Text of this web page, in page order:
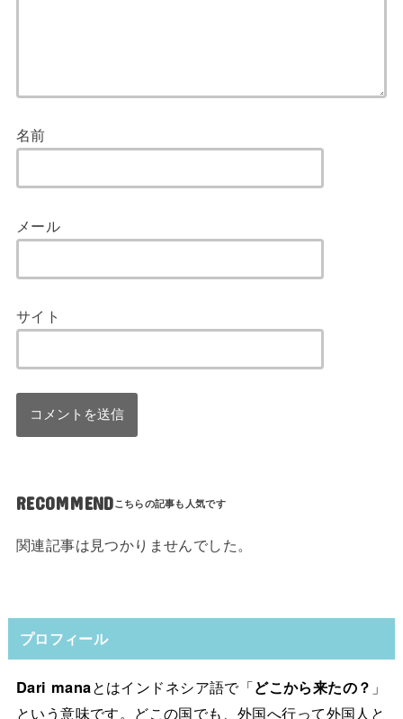
名前
メール
サイト
RECOMMEND
関連記事は見つかりませんでした。
プロフィール
Dari manaとはインドネシア語で「どこから来たの？ 」
という意味です。どこの国でも、外国へ行って外国人と